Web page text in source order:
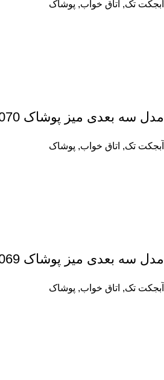
آبجکت تک, اتاق خواب, پوشاک
مدل سه بعدی میز پوشاک 0070
آبجکت تک, اتاق خواب, پوشاک
مدل سه بعدی میز پوشاک 0069
آبجکت تک, اتاق خواب, پوشاک